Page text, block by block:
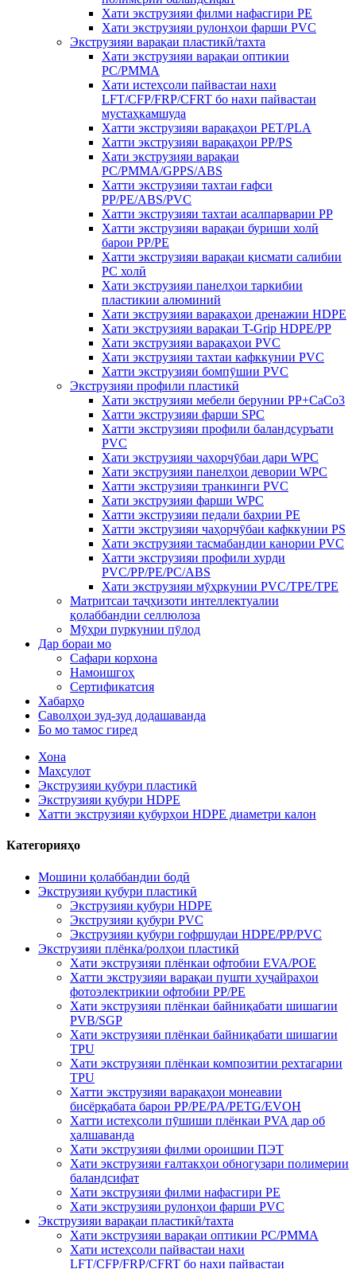
Хати экструзияи филми нафасгири PE
Хати экструзияи рулонҳои фарши PVC
Экструзияи варақаи пластикӣ/тахта
Хати экструзияи варақаи оптикии
PC/PMMA
Хати истеҳсоли пайвастаи нахи
LFT/CFP/FRP/CFRT бо нахи пайвастаи
мустаҳкамшуда
Хатти экструзияи варақаҳои PET/PLA
Хатти экструзияи варақаҳои PP/PS
Хати экструзияи варақаи
PC/PMMA/GPPS/ABS
Хатти экструзияи тахтаи ғафси
PP/PE/ABS/PVC
Хатти экструзияи тахтаи асалпарварии PP
Хатти экструзияи варақаи буриши холӣ
барои PP/PE
Хатти экструзияи варақаи қисмати салибии
PC холӣ
Хати экструзияи панелҳои таркибии
пластикии алюминий
Хати экструзияи варақаҳои дренажии HDPE
Хати экструзияи варақаи T-Grip HDPE/PP
Хати экструзияи варақаҳои PVC
Хати экструзияи тахтаи кафккунии PVC
Хатти экструзияи бомпӯшии PVC
Экструзияи профили пластикӣ
Хати экструзияи мебели берунии PP+CaCo3
Хатти экструзияи фарши SPC
Хатти экструзияи профили баландсуръати
PVC
Хати экструзияи чаҳорчӯбаи дари WPC
Хати экструзияи панелҳои девории WPC
Хатти экструзияи транкинги PVC
Хати экструзияи фарши WPC
Хатти экструзияи педали баҳрии PE
Хатти экструзияи чаҳорчӯбаи кафккунии PS
Хати экструзияи тасмабандии канории PVC
Хатти экструзияи профили хурди
PVC/PP/PE/PC/ABS
Хати экструзияи мӯҳркунии PVC/TPE/TPE
Матритсаи таҷҳизоти интеллектуалии
қолаббандии селлюлоза
Мӯҳри пуркунии пӯлод
Дар бораи мо
Сафари корхона
Намоишгоҳ
Сертификатсия
Хабарҳо
Саволҳои зуд-зуд додашаванда
Бо мо тамос гиред
Хона
Маҳсулот
Экструзияи қубури пластикӣ
Экструзияи қубури HDPE
Хатти экструзияи қубурҳои HDPE диаметри калон
Категорияҳо
Мошини қолаббандии бодӣ
Экструзияи қубури пластикӣ
Экструзияи қубури HDPE
Экструзияи қубури PVC
Экструзияи қубури гофршудаи HDPE/PP/PVC
Экструзияи плёнка/ролҳои пластикӣ
Хати экструзияи плёнкаи офтобии EVA/POE
Хатти экструзияи варақаи пушти ҳуҷайраҳои
фотоэлектрикии офтобии PP/PE
Хати экструзияи плёнкаи байниқабати шишагии
PVB/SGP
Хати экструзияи плёнкаи байниқабати шишагии
TPU
Хати экструзияи плёнкаи композитии рехтагарии
TPU
Хатти экструзияи варақаҳои монеавии
бисёрқабата барои PP/PE/PA/PETG/EVOH
Хатти истеҳсоли пӯшиши плёнкаи PVA дар об
ҳалшаванда
Хати экструзияи филми ороишии ПЭТ
Хати экструзияи ғалтакҳои обногузари полимерии
баландсифат
Хати экструзияи филми нафасгири PE
Хати экструзияи рулонҳои фарши PVC
Экструзияи варақаи пластикӣ/тахта
Хати экструзияи варақаи оптикии PC/PMMA
Хати истеҳсоли пайвастаи нахи
LFT/CFP/FRP/CFRT бо нахи пайвастаи